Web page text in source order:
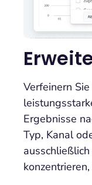
Verfeinern
Ergebnisse
Typ, Kanal